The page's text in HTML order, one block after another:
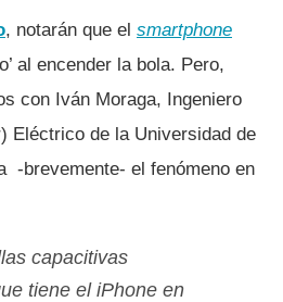
, notarán que el smartphone
al encender la bola. Pero,
con Iván Moraga, Ingeniero
Eléctrico de la Universidad de
-brevemente- el fenómeno en
capacitivas
tiene el iPhone en